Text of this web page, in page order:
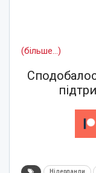
(більше…)
Нідерланди